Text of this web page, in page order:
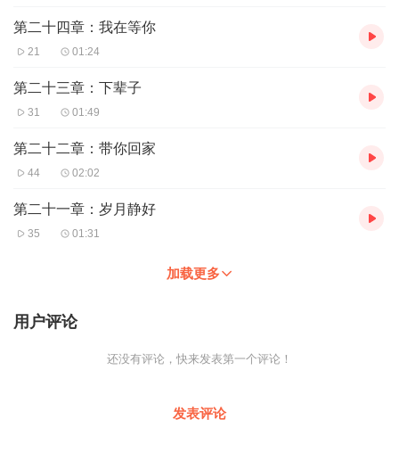
第二十四章：我在等你
21 01:24
第二十三章：下辈子
31 01:49
第二十二章：带你回家
44 02:02
第二十一章：岁月静好
35 01:31
加载更多
用户评论
还没有评论，快来发表第一个评论！
发表评论